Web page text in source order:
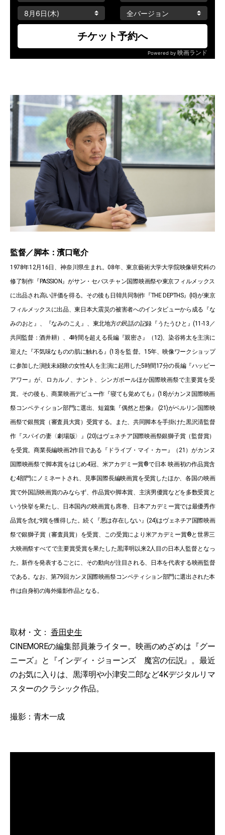
監督／脚本：濱口竜介
1978年12月16日、神奈川県生まれ。08年、東京藝術大学大学院映像研究科の
修了制作『PASSION』がサン・セバスチャン国際映画祭や東京フィルメックス
に出品され高い評価を得る。その後も日韓共同制作『THE DEPTHS』(I0)が東京
フィルメックスに出品、東日本大震災の被害者へのインタビューから成る『な
みのおと』、『なみのこえ』、東北地方の民話の記録『うたうひと』(11-13／
共同監督：酒井耕）、4時間を超える長編『親密さ』（12)、染谷将太を主演に
迎えた『不気味なものの肌に触れる』(13)を監 督。15年、映像ワークショップ
に参加した演技未経験の女性4人を主演に起用した5時間17分の長編『ハッピー
アワー』が、ロカルノ、ナント、シンガポールほか国際映画祭で主要賞を受
賞。その後も、商業映画デビュー作『寝ても覚めても』(18)がカンヌ国際映画
祭コンペティション部門に選出、短篇集『偶然と想像』 (21)がベルリン国際映
画祭で銀熊賞（審査員大賞）受賞する。また、共同脚本を手掛けた黒沢清監督
作『スパイの妻〈劇場版〉』(20)はヴェネチア国際映画祭銀獅子賞（監督賞）
を受賞。商業長編映画2作目である『ドライブ・マイ・カー』（21）がカンヌ
国際映画祭で脚本賞をはじめ4冠、米アカデミー賞®で日本 映画初の作品賞含
む4部門にノミネートされ、見事国際長編映画賞を受賞したほか、各国の映画
賞で外国語映画賞のみならず、作品賞や脚本賞、主演男優賞などを多数受賞と
いう快挙を果たし、日本国内の映画賞も席巻、日本アカデミー賞では最優秀作
品賞を含む9賞を獲得した。続く『悪は存在しない』(24)はヴェネチア国際映画
祭で銀獅子賞（審査員賞）を受賞、この受賞により米アカデミー賞®と世界三
大映画祭すべてで主要賞受賞を果たした黒澤明以来2人目の日本人監督となっ
た。新作を発表するごとに、その動向が注目される、日本を代表する映画監督
である。なお、第79回カンヌ国際映画祭コンペティション部門に選出された本
作は自身初の海外撮影作品となる。
取材・文： 香田史生
CINEMOREの編集部員兼ライター。映画のめざめは『グー
ニーズ』と『インディ・ジョーンズ 魔宮の伝説』。最近
のお気に入りは、黒澤明や小津安二郎など4Kデジタルリマ
スターのクラシック作品。
撮影：青木一成